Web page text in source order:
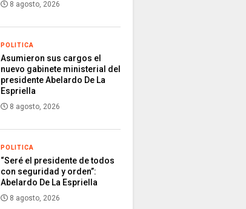
8 agosto, 2026
POLITICA
Asumieron sus cargos el
nuevo gabinete ministerial del
presidente Abelardo De La
Espriella
8 agosto, 2026
POLITICA
“Seré el presidente de todos
con seguridad y orden”:
Abelardo De La Espriella
8 agosto, 2026